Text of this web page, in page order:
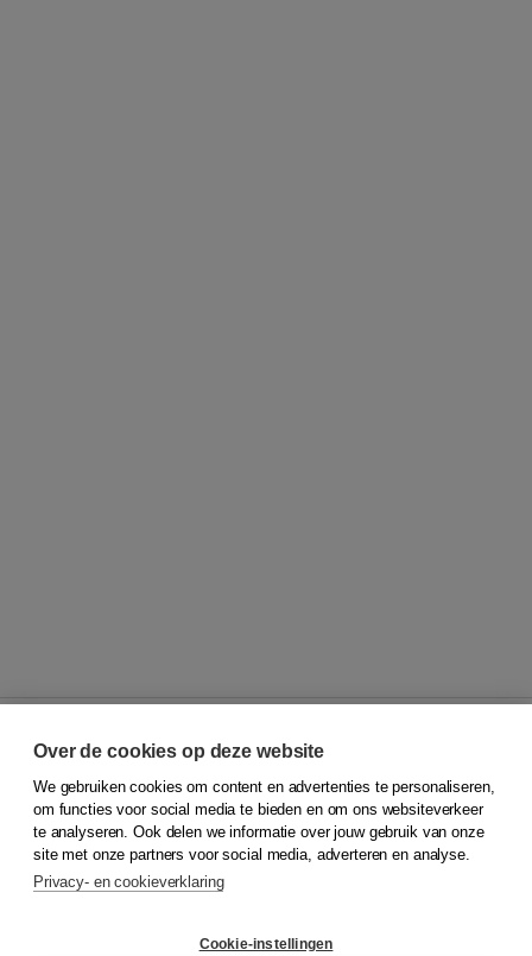
© 2026Koninklijke Boom uitgevers
Klantenservice
Service & informatie
Contact
Over de cookies op deze website
We gebruiken cookies om content en advertenties te personaliseren,
om functies voor social media te bieden en om ons websiteverkeer
te analyseren. Ook delen we informatie over jouw gebruik van onze
site met onze partners voor social media, adverteren en analyse.
Privacy- en cookieverklaring
Cookie-instellingen